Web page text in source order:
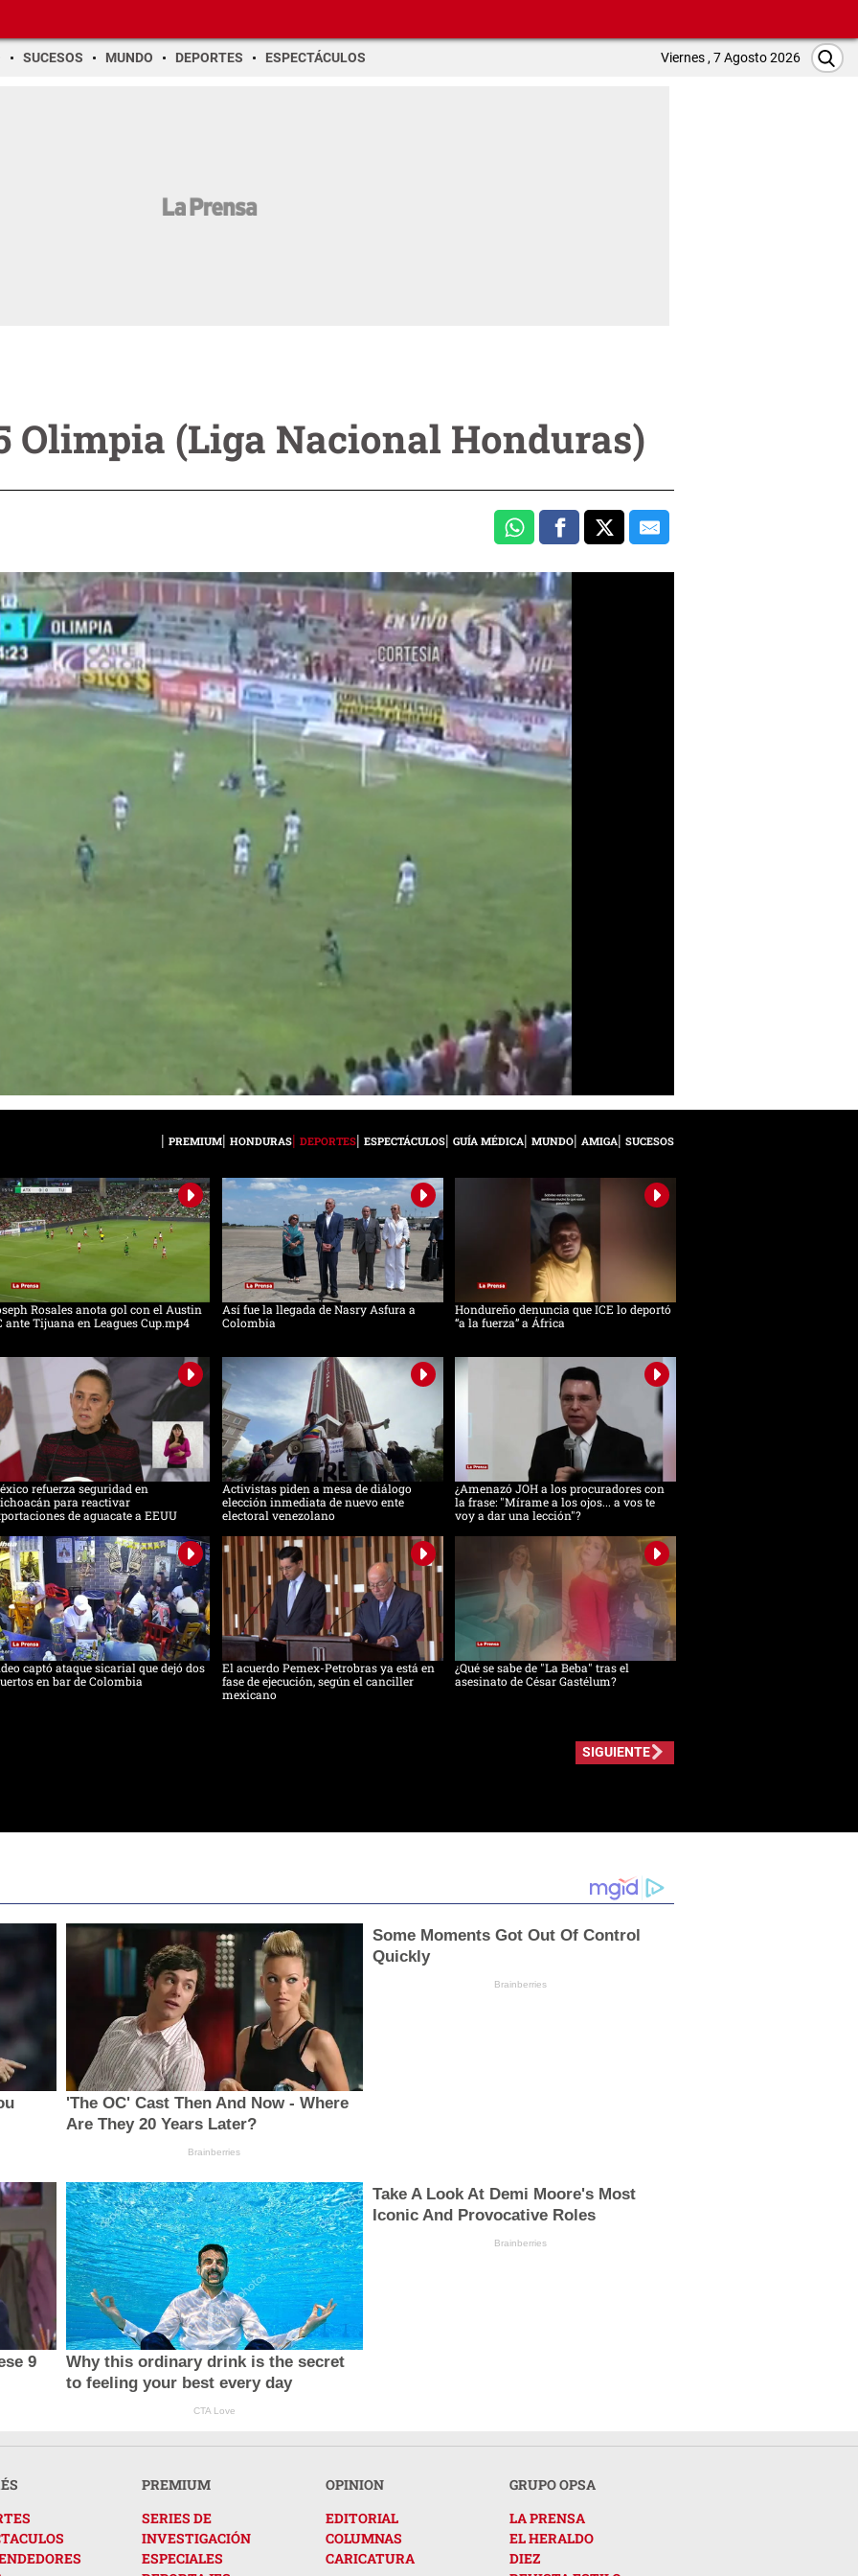
SUCESOS MUNDO DEPORTES ESPECTÁCULOS Viernes , 7 Agosto 2026
Olimpia (Liga Nacional Honduras)
PREMIUM HONDURAS DEPORTES ESPECTÁCULOS GUÍA MÉDICA MUNDO AMIGA SUCESOS
Rosales anota gol con el Austin
ante Tijuana en Leagues Cup.mp4
Así fue la llegada de Nasry Asfura a
Colombia
Hondureño denuncia que ICE lo deportó
“a la fuerza” a África
refuerza seguridad en
para reactivar
de aguacate a EEUU
Activistas piden a mesa de diálogo
elección inmediata de nuevo ente
electoral venezolano
¿Amenazó JOH a los procuradores con
la frase: "Mírame a los ojos... a vos te
voy a dar una lección"?
captó ataque sicarial que dejó dos
en bar de Colombia
El acuerdo Pemex-Petrobras ya está en
fase de ejecución, según el canciller
mexicano
¿Qué se sabe de "La Beba" tras el
asesinato de César Gastélum?
SIGUIENTE
'The OC' Cast Then And Now - Where
Are They 20 Years Later?
Brainberries
Some Moments Got Out Of Control
Quickly
Brainberries
9
Why this ordinary drink is the secret
to feeling your best every day
CTA Love
Take A Look At Demi Moore's Most
Iconic And Provocative Roles
Brainberries
PREMIUM
SERIES DE
INVESTIGACIÓN
ESPECIALES
OPINION
EDITORIAL
COLUMNAS
CARICATURA
GRUPO OPSA
LA PRENSA
EL HERALDO
DIEZ